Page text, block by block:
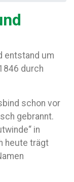
entstand um
durch
schon vor
gebrannt.
in
heute trägt